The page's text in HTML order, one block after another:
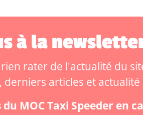
à la
rater de l'actualité du
articles et actualité
MOC Taxi Speeder en